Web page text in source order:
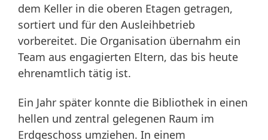
dem Keller in die oberen Etagen getragen,
sortiert und für den Ausleihbetrieb
vorbereitet. Die Organisation übernahm ein
Team aus engagierten Eltern, das bis heute
ehrenamtlich tätig ist.
Ein Jahr später konnte die Bibliothek in einen
hellen und zentral gelegenen Raum im
Erdgeschoss umziehen. In einem